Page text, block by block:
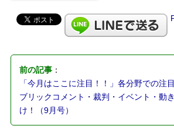
前の記事：
「今月はここに注目！！」各分野での注
ブリックコメント・裁判・イベント・動
け！（9月号）